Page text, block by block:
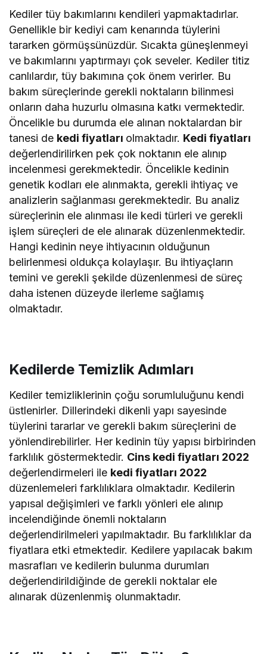
Kediler tüy bakımlarını kendileri yapmaktadırlar.
Genellikle bir kediyi cam kenarında tüylerini
tararken görmüşsünüzdür. Sıcakta güneşlenmeyi
ve bakımlarını yaptırmayı çok seveler. Kediler titiz
canlılardır, tüy bakımına çok önem verirler. Bu
bakım süreçlerinde gerekli noktaların bilinmesi
onların daha huzurlu olmasına katkı vermektedir.
Öncelikle bu durumda ele alınan noktalardan bir
tanesi de kedi fiyatları olmaktadır. Kedi fiyatları
değerlendirilirken pek çok noktanın ele alınıp
incelenmesi gerekmektedir. Öncelikle kedinin
genetik kodları ele alınmakta, gerekli ihtiyaç ve
analizlerin sağlanması gerekmektedir. Bu analiz
süreçlerinin ele alınması ile kedi türleri ve gerekli
işlem süreçleri de ele alınarak düzenlenmektedir.
Hangi kedinin neye ihtiyacının olduğunun
belirlenmesi oldukça kolaylaşır. Bu ihtiyaçların
temini ve gerekli şekilde düzenlenmesi de süreç
daha istenen düzeyde ilerleme sağlamış
olmaktadır.
Kedilerde Temizlik Adımları
Kediler temizliklerinin çoğu sorumluluğunu kendi
üstlenirler. Dillerindeki dikenli yapı sayesinde
tüylerini tararlar ve gerekli bakım süreçlerini de
yönlendirebilirler. Her kedinin tüy yapısı birbirinden
farklılık göstermektedir. Cins kedi fiyatları 2022
değerlendirmeleri ile kedi fiyatları 2022
düzenlemeleri farklılıklara olmaktadır. Kedilerin
yapısal değişimleri ve farklı yönleri ele alınıp
incelendiğinde önemli noktaların
değerlendirilmeleri yapılmaktadır. Bu farklılıklar da
fiyatlara etki etmektedir. Kedilere yapılacak bakım
masrafları ve kedilerin bulunma durumları
değerlendirildiğinde de gerekli noktalar ele
alınarak düzenlenmiş olunmaktadır.